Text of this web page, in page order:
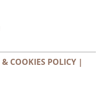
& COOKIES POLICY |